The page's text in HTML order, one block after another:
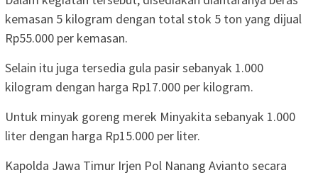
kemasan 5 kilogram dengan total stok 5 ton yang dijual
Rp55.000 per kemasan.
Selain itu juga tersedia gula pasir sebanyak 1.000
kilogram dengan harga Rp17.000 per kilogram.
Untuk minyak goreng merek Minyakita sebanyak 1.000
liter dengan harga Rp15.000 per liter.
Kapolda Jawa Timur Irjen Pol Nanang Avianto secara